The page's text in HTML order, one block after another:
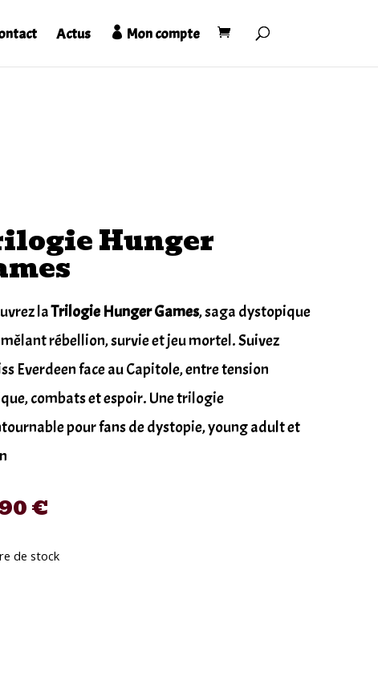
Actus Mon compte
Hunger
laTrilogie Hunger Games, saga dystopique
rébellion, survie et jeu mortel. Suivez
Everdeen face au Capitole, entre tension
combats et espoir. Une trilogie
pour fans de dystopie, young adult et
€
de stock